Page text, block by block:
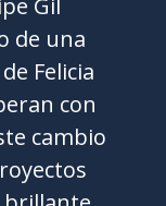
Gil
de una
Felicia
con
cambio